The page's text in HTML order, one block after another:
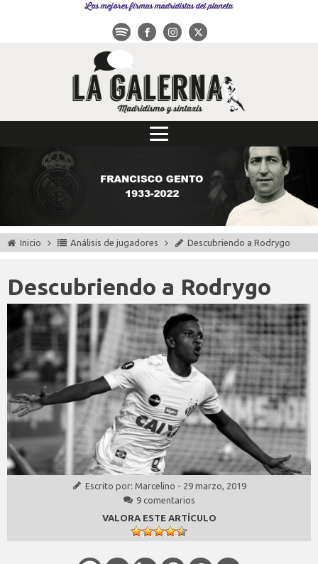
Las mejores firmas madridistas del planeta
Inicio Análisis de jugadores Descubriendo a Rodrygo
Descubriendo a Rodrygo
Escrito por: Marcelino - 29 marzo, 2019
9 comentarios
VALORA ESTE ARTÍCULO